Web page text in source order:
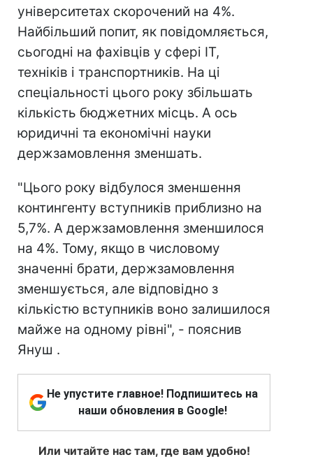
університетах скорочений на 4%.
Найбільший попит, як повідомляється,
сьогодні на фахівців у сфері IT,
техніків і транспортників. На ці
спеціальності цього року збільшать
кількість бюджетних місць. А ось
юридичні та економічні науки
держзамовлення зменшать.
"Цього року відбулося зменшення
контингенту вступників приблизно на
5,7%. А держзамовлення зменшилося
на 4%. Тому, якщо в числовому
значенні брати, держзамовлення
зменшується, але відповідно з
кількістю вступників воно залишилося
майже на одному рівні", - пояснив
Януш .
Не упустите главное! Подпишитесь на
наши обновления в Google!
Или читайте нас там, где вам удобно!